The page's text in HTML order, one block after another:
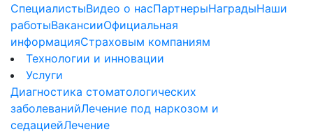
СпециалистыВидео о насПартнерыНаградыНаши
работыВакансииОфициальная
информацияСтраховым компаниям
Технологии и инновации
Услуги
Диагностика стоматологических
заболеванийЛечение под наркозом и
седациейЛечение